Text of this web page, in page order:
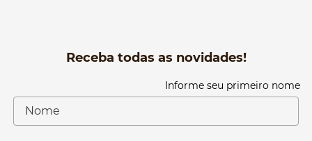
Receba todas as novidades!
Informe seu primeiro nome